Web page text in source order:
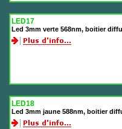
LED17
Led 3mm verte 568nm, boitier
LED18
Led 3mm jaune 588nm, boitier